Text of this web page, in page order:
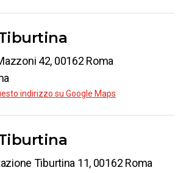
42, 00162 Roma
indirizzo su Google Maps
Tiburtina 11, 00162 Roma